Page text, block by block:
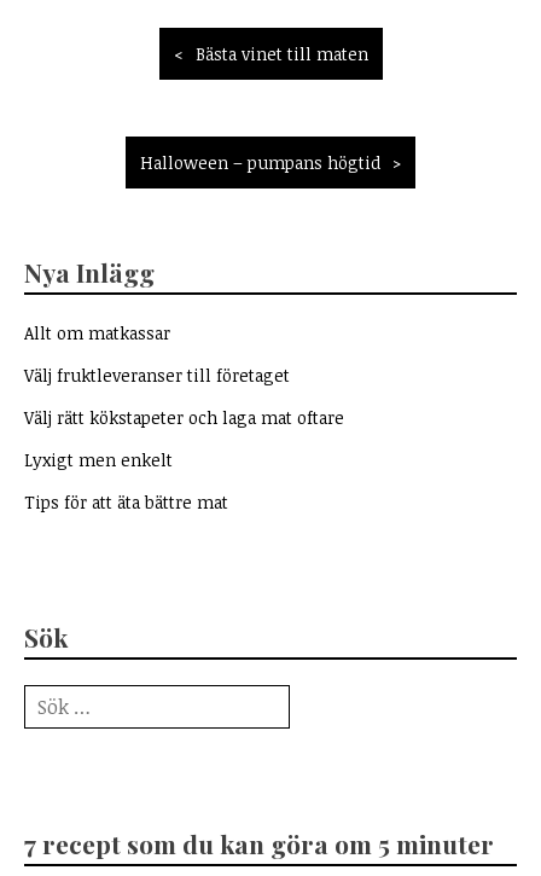
InläggsnavigeringBästa vinet till maten
Halloween – pumpans högtid
Nya Inlägg
Allt om matkassar
Välj fruktleveranser till företaget
Välj rätt kökstapeter och laga mat oftare
Lyxigt men enkelt
Tips för att äta bättre mat
Sök
Sök
efter:
7 recept som du kan göra om 5 minuter